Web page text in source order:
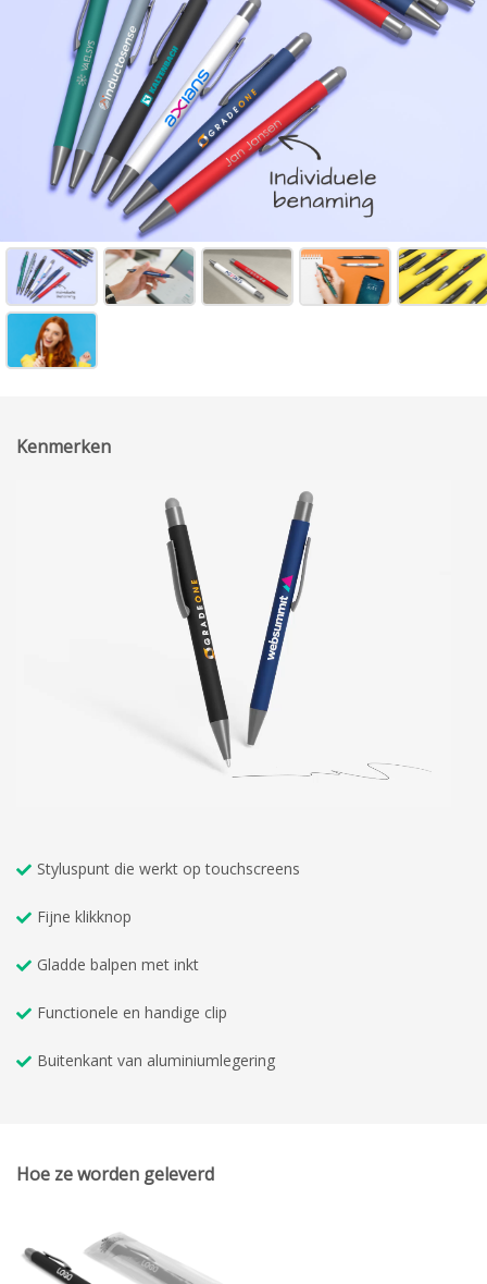
Kenmerken
Styluspunt die werkt op touchscreens
Fijne klikknop
Gladde balpen met inkt
Functionele en handige clip
Buitenkant van aluminiumlegering
Hoe ze worden geleverd